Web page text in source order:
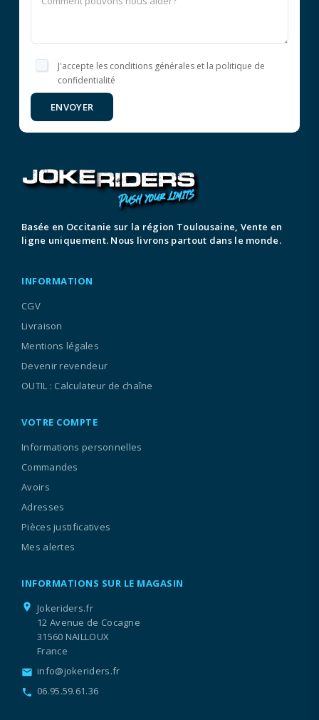
J'accepte les conditions générales et la politique de
confidentialité
ENVOYER
Basée en Occitanie sur la région Toulousaine, Vente en
ligne uniquement. Nous livrons partout dans le monde.
INFORMATION
CGV
Livraison
Mentions légales
Devenir revendeur
OUTIL : Calculateur de chaîne
VOTRE COMPTE
Informations personnelles
Commandes
Avoirs
Adresses
Pièces justificatives
Mes alertes
INFORMATIONS SUR LE MAGASIN
location_on
Jokeriders.fr
12 Avenue de Cocagne
31560 NAILLOUX
France
email info@jokeriders.fr
call 06.95.59.61.36